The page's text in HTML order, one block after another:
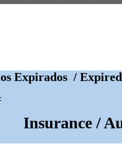
Expirados /
Insurance /